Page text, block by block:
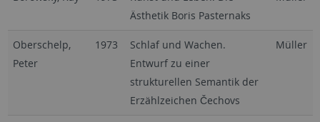
Ästhetik Boris Pasternaks
Oberschelp,
Peter
1973
Schlaf und Wachen.
Entwurf zu einer
strukturellen Semantik der
Erzählzeichen Čechovs
Müller